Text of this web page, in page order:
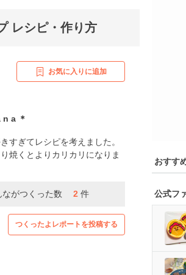
レシピ・作り方
お気に入りに追加
n a ＊
すぎてレシピを考えました。
焼くとよりカリカリになりま
ながつくった数 2 件
つくったよレポートを投稿する
おすす
公式フ